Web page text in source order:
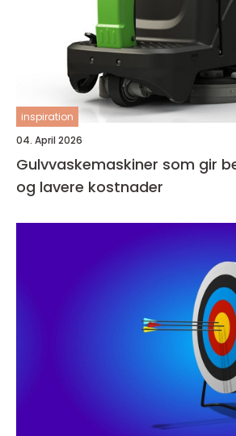
inspiration
04. April 2026
Gulvvaskemaskiner som gir
og lavere kostnader